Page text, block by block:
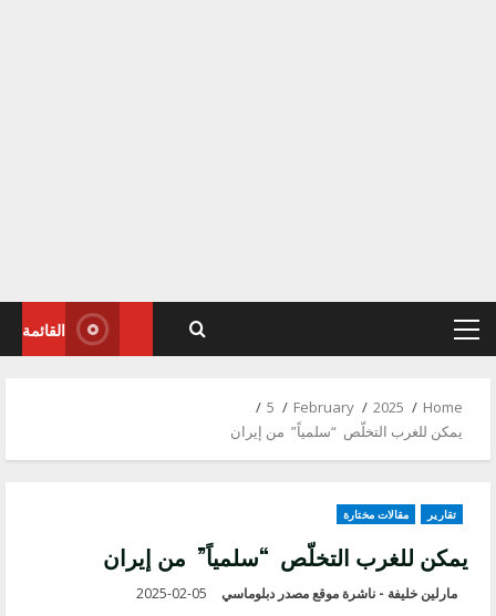
Primary
القائمة
Home
2025
February
5
يمكن للغرب التخلّص “سلمياً” من إيران
تقارير مقالات مختارة
يمكن للغرب التخلّص “سلمياً” من إيران
مارلين خليفة - ناشرة موقع مصدر دبلوماسي 2025-02-05